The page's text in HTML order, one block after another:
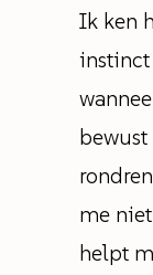
Ik ken
instinct
me
helpt